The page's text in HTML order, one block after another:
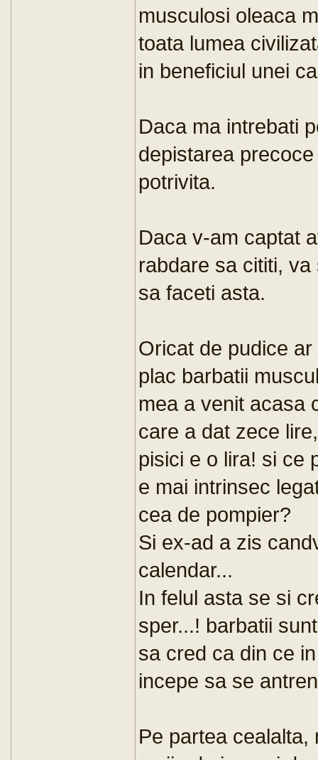
musculosi oleaca
toata lumea
in beneficiul unei
Daca ma intrebati
depistarea
potrivita.
Daca v-am captat
rabdare sa cititi,
sa faceti asta.
Oricat de pudice
plac barbatii
mea a venit acasa
care a dat zece
pisici e o lira! si ce
e mai intrinsec
cea de pompier?
Si ex-ad a zis
calendar...
In felul asta se si
sper...! barbatii
sa cred ca din ce
incepe sa se
Pe partea cealalta,